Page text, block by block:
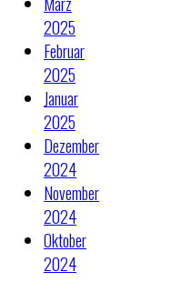
2025
Februar
2025
Januar
2025
Dezember
2024
November
2024
Oktober
2024